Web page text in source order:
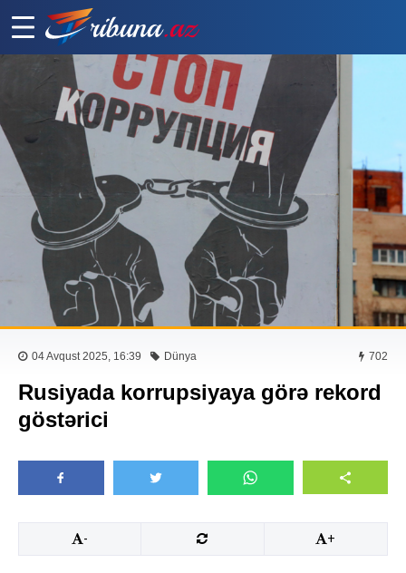
04 Avqust 2025, 16:39 Dünya 702
Rusiyada korrupsiyaya görə rekord
göstərici
- +